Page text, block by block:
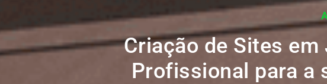
Criação de Sites
Profissional para a